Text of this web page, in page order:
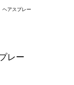
ヘアスプレー
レー